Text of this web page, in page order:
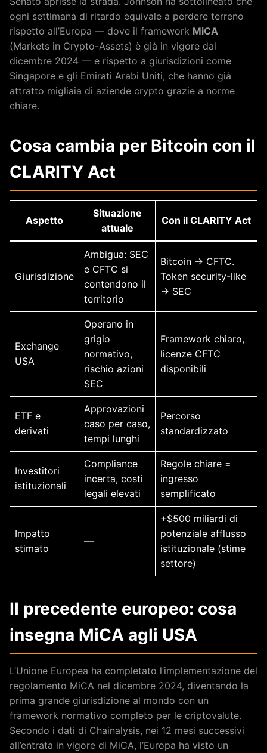
ogni settimana di ritardo equivale a perdere terreno
rispetto all’Europa — dove il framework MiCA
(Markets in Crypto-Assets) è già in vigore dal
dicembre 2024 — e rispetto a giurisdizioni come
Singapore e gli Emirati Arabi Uniti, che hanno già
attratto migliaia di aziende crypto grazie a norme
chiare.
Cosa cambia per Bitcoin con il
CLARITY Act
Aspetto
Situazione
attuale
Con il CLARITY Act
Giurisdizione
Ambigua: SEC
e CFTC si
contendono il
territorio
Bitcoin → CFTC.
Token security-like
→ SEC
Exchange
USA
Operano in
grigio
normativo,
rischio azioni
SEC
Framework chiaro,
licenze CFTC
disponibili
ETF e
derivati
Approvazioni
caso per caso,
tempi lunghi
Percorso
standardizzato
Investitori
istituzionali
Compliance
incerta, costi
legali elevati
Regole chiare =
ingresso
semplificato
Impatto
stimato
—
+$500 miliardi di
potenziale afflusso
istituzionale (stime
settore)
Il precedente europeo: cosa
insegna MiCA agli USA
L’Unione Europea ha completato l’implementazione del
regolamento MiCA nel dicembre 2024, diventando la
prima grande giurisdizione al mondo con un
framework normativo completo per le criptovalute.
Secondo i dati di Chainalysis, nei 12 mesi successivi
all’entrata in vigore di MiCA, l’Europa ha visto un